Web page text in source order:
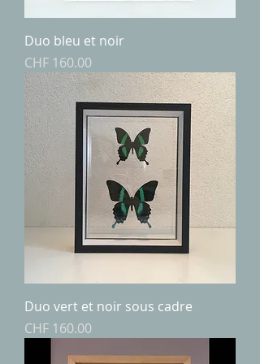
Duo bleu et noir
Price
CHF 160.00
Duo vert et noir sous cadre
Price
CHF 160.00